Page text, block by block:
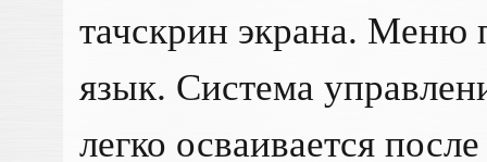
тачскрин экрана. Меню
язык. Система
легко осваивается